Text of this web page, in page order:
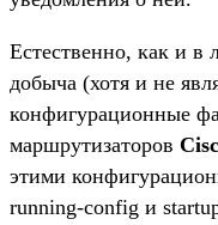
Естественно, как и в
добыча (хотя и не
конфигурационные
маршрутизаторов
этими
running-config и